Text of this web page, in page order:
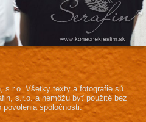
s.r.o. Všetky texty a fotografie sú
s.r.o.a nemôžu byť použité bez
povolenia spoločnosti.